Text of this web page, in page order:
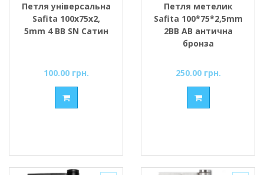
Петля універсальна
Safita 100х75х2,
5mm 4 BB SN Сатин
100.00 грн.
Петля метелик
Safita 100*75*2,5mm
2BB AB антична
бронза
250.00 грн.